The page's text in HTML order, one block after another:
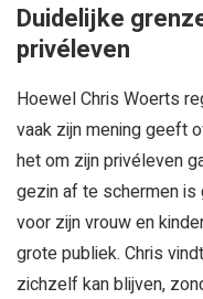
Duidelijke
privéleven
Hoewel Chris Woerts
vaak zijn mening geeft
het om zijn privéleven
gezin af te schermen
voor zijn vrouw en
grote publiek. Chris
zichzelf kan blijven,